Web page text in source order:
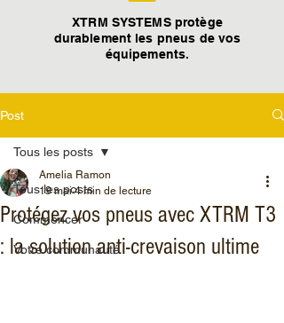
XTRM SYSTEMS protège
durablement les pneus de vos
équipements.
Post
Tous les posts
Commencer
Votre communauté
Tous les posts
Protégez vos pneus avec XTRM T3
: la solution anti-crevaison ultime
Amelia Ramon
19 mai 4 min de lecture